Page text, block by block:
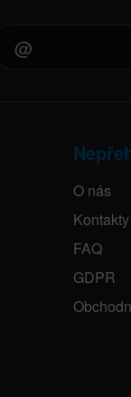
O nás
Kontakty
FAQ
GDPR